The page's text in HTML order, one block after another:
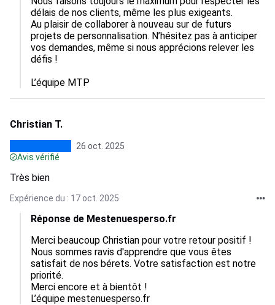
délais de nos clients, même les plus exigeants.
Au plaisir de collaborer à nouveau sur de futurs
projets de personnalisation. N’hésitez pas à anticiper
vos demandes, même si nous apprécions relever les
défis !
L’équipe MTP
Christian T.
26 oct. 2025
Avis vérifié
Très bien
Expérience du : 17 oct. 2025
Réponse de Mestenuesperso.fr
Merci beaucoup Christian pour votre retour positif !
Nous sommes ravis d'apprendre que vous êtes
satisfait de nos bérets. Votre satisfaction est notre
priorité.
Merci encore et à bientôt !
L’équipe mestenuesperso.fr